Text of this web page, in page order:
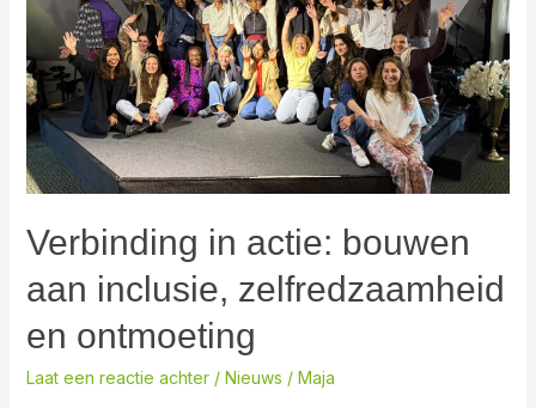
Verbinding in actie: bouwen
aan inclusie, zelfredzaamheid
en ontmoeting
Laat een reactie achter / Nieuws / Maja
bouwen
inclusie,
zelfredzaamheid
en
ontmoeting